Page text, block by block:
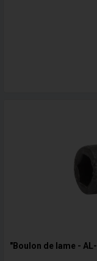
"Boulon de lame -